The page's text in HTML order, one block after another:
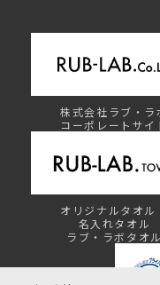
株式会社ラブ・ラ
コーポレートサイ
オリジナルタオル
名入れタオル
ラブ・ラボタオル